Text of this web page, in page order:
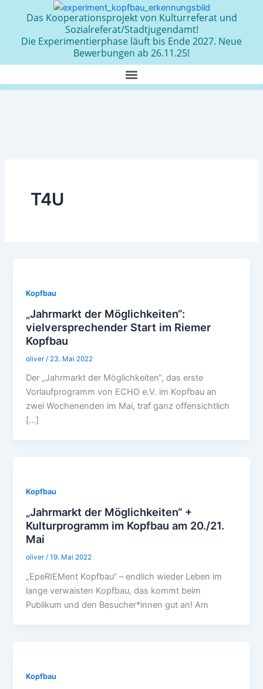
Das Kooperationsprojekt von Kulturreferat und
Sozialreferat/Stadtjugendamt!
Die Experimentierphase läuft bis Ende 2027. Neue
Bewerbungen ab 26.11.25!
T4U
Kopfbau
„Jahrmarkt der Möglichkeiten“:
vielversprechender Start im Riemer
Kopfbau
oliver / 23. Mai 2022
Der „Jahrmarkt der Möglichkeiten“, das erste
Vorlaufprogramm von ECHO e.V. im Kopfbau an
zwei Wochenenden im Mai, traf ganz offensichtlich
[…]
Kopfbau
„Jahrmarkt der Möglichkeiten“ +
Kulturprogramm im Kopfbau am 20./21.
Mai
oliver/19. Mai 2022
„EpeRIEMent Kopfbau“ – endlich wieder Leben im
lange verwaisten Kopfbau, das kommt beim
Publikum und den Besucher*innen gut an! Am
Kopfbau